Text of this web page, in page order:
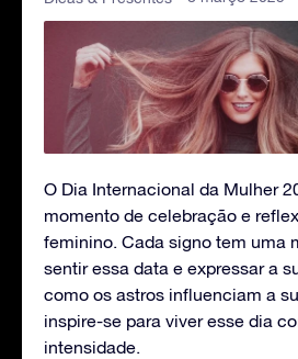
O Dia Internacional da Mulher
momento de celebração e
feminino. Cada signo tem uma
sentir essa data e expressar a
como os astros influenciam a
inspire-se para viver esse dia
intensidade.